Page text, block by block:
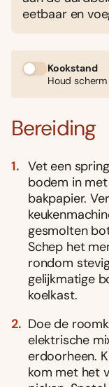
eetbaar en
Kookstand
Houd
Bereiding
Vet een
bodem in
bakpapier.
gesmolten
Schep het
rondom
gelijkmatige
koelkast.
Doe de
elektrische
erdoorheen.
kom met het